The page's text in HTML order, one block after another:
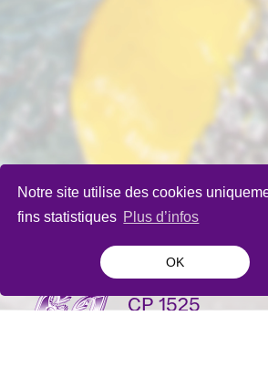
Notre site utilise des cookies
fins statistiques Plus d’infos
OK
La Bâtie-
CP 1525